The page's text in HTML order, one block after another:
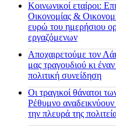
Κοινωνικοί εταίροι:
Οικονομίας &
ευρώ του ημερήσιου
εργαζόμενων
Αποχαιρετούμε τον
μας τραγουδιού κι
πολιτική συνείδηση
Οι τραγικοί θάνατοι
Ρέθυμνο
την πλευρά της